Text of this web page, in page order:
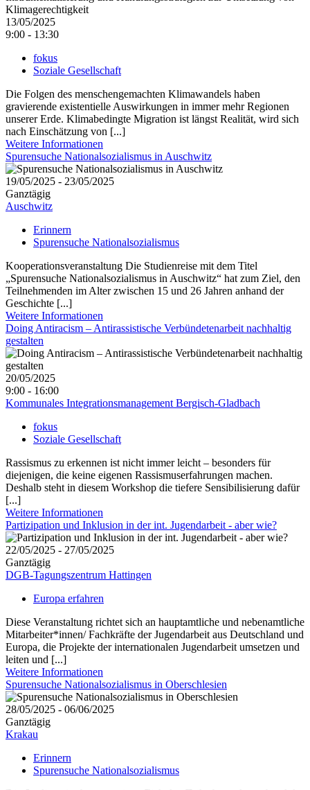
13/05/2025
9:00 - 13:30
fokus
Soziale Gesellschaft
Die Folgen des menschengemachten Klimawandels haben
gravierende existentielle Auswirkungen in immer mehr Regionen
unserer Erde. Klimabedingte Migration ist längst Realität, wird sich
nach Einschätzung von [...]
Weitere Informationen
Spurensuche Nationalsozialismus in Auschwitz
19/05/2025 - 23/05/2025
Ganztägig
Auschwitz
Erinnern
Spurensuche Nationalsozialismus
Kooperationsveranstaltung Die Studienreise mit dem Titel
„Spurensuche Nationalsozialismus in Auschwitz“ hat zum Ziel, den
Teilnehmenden im Alter zwischen 15 und 26 Jahren anhand der
Geschichte [...]
Weitere Informationen
Doing Antiracism – Antirassistische Verbündetenarbeit nachhaltig
gestalten
20/05/2025
9:00 - 16:00
Kommunales Integrationsmanagement Bergisch-Gladbach
fokus
Soziale Gesellschaft
Rassismus zu erkennen ist nicht immer leicht – besonders für
diejenigen, die keine eigenen Rassismuserfahrungen machen.
Deshalb steht in diesem Workshop die tiefere Sensibilisierung dafür
[...]
Weitere Informationen
Partizipation und Inklusion in der int. Jugendarbeit - aber wie?
22/05/2025 - 27/05/2025
Ganztägig
DGB-Tagungszentrum Hattingen
Europa erfahren
Diese Veranstaltung richtet sich an hauptamtliche und nebenamtliche
Mitarbeiter*innen/ Fachkräfte der Jugendarbeit aus Deutschland und
Europa, die Projekte der internationalen Jugendarbeit umsetzen und
leiten und [...]
Weitere Informationen
Spurensuche Nationalsozialismus in Oberschlesien
28/05/2025 - 06/06/2025
Ganztägig
Krakau
Erinnern
Spurensuche Nationalsozialismus